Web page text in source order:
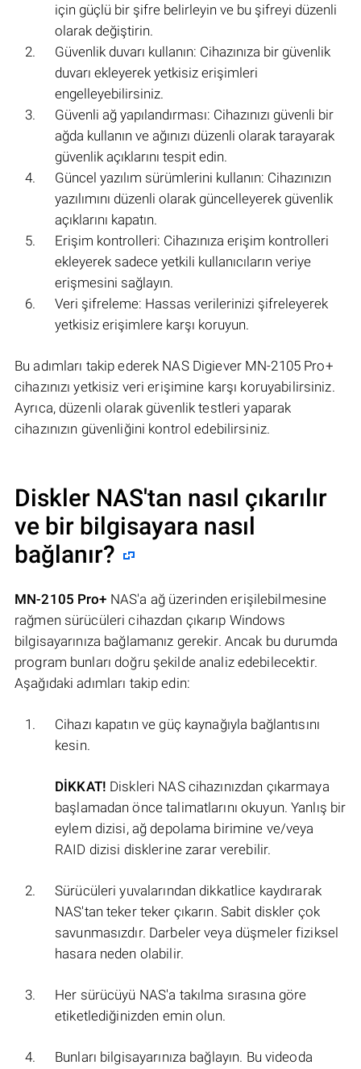
için güçlü bir şifre belirleyin ve bu şifreyi düzenli
olarak değiştirin.
Güvenlik duvarı kullanın: Cihazınıza bir güvenlik
duvarı ekleyerek yetkisiz erişimleri
engelleyebilirsiniz.
Güvenli ağ yapılandırması: Cihazınızı güvenli bir
ağda kullanın ve ağınızı düzenli olarak tarayarak
güvenlik açıklarını tespit edin.
Güncel yazılım sürümlerini kullanın: Cihazınızın
yazılımını düzenli olarak güncelleyerek güvenlik
açıklarını kapatın.
Erişim kontrolleri: Cihazınıza erişim kontrolleri
ekleyerek sadece yetkili kullanıcıların veriye
erişmesini sağlayın.
Veri şifreleme: Hassas verilerinizi şifreleyerek
yetkisiz erişimlere karşı koruyun.
Bu adımları takip ederek NAS Digiever MN-2105 Pro+
cihazınızı yetkisiz veri erişimine karşı koruyabilirsiniz.
Ayrıca, düzenli olarak güvenlik testleri yaparak
cihazınızın güvenliğini kontrol edebilirsiniz.
Diskler NAS'tan nasıl çıkarılır
ve bir bilgisayara nasıl
bağlanır?
MN-2105 Pro+ NAS'a ağ üzerinden erişilebilmesine
rağmen sürücüleri cihazdan çıkarıp Windows
bilgisayarınıza bağlamanız gerekir. Ancak bu durumda
program bunları doğru şekilde analiz edebilecektir.
Aşağıdaki adımları takip edin:
Cihazı kapatın ve güç kaynağıyla bağlantısını
kesin.
DİKKAT! Diskleri NAS cihazınızdan çıkarmaya
başlamadan önce talimatlarını okuyun. Yanlış bir
eylem dizisi, ağ depolama birimine ve/veya
RAID dizisi disklerine zarar verebilir.
Sürücüleri yuvalarından dikkatlice kaydırarak
NAS'tan teker teker çıkarın. Sabit diskler çok
savunmasızdır. Darbeler veya düşmeler fiziksel
hasara neden olabilir.
Her sürücüyü NAS'a takılma sırasına göre
etiketlediğinizden emin olun.
Bunları bilgisayarınıza bağlayın. Bu videoda